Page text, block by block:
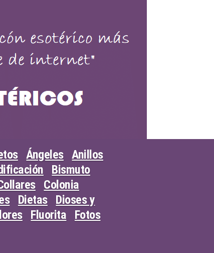
Ángeles Anillos
Bismuto
Colonia
Dietas
Dioses y
Fluorita
Fotos